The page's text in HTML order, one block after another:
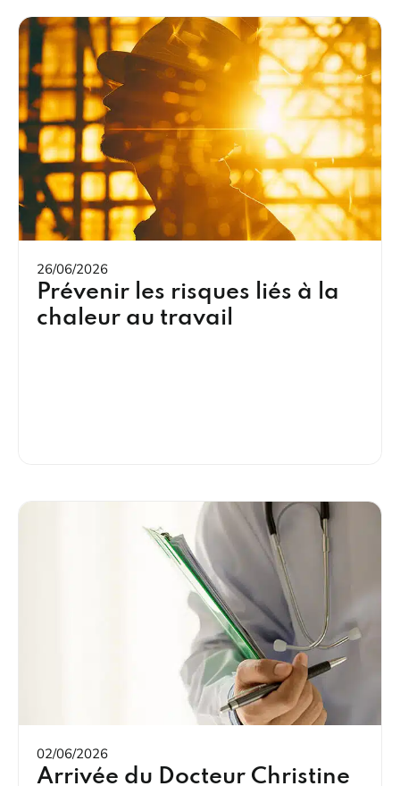
26/06/2026
Prévenir les risques liés à la
chaleur au travail
02/06/2026
Arrivée du Docteur Christine